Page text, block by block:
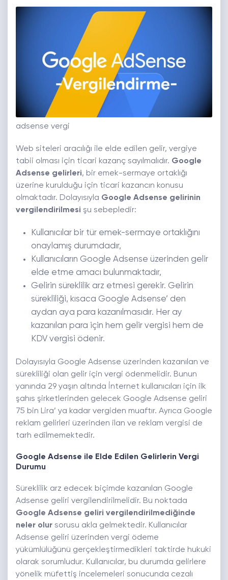
adsense vergi
Web siteleri aracılığı ile elde edilen gelir, vergiye
tabii olması için ticari kazanç sayılmalıdır. Google
Adsense gelirleri, bir emek-sermaye ortaklığı
üzerine kurulduğu için ticari kazancın konusu
olmaktadır. Dolayısıyla Google Adsense gelirinin
vergilendirilmesi şu sebepledir:
Kullanıcılar bir tür emek-sermaye ortaklığını
onaylamış durumdadır,
Kullanıcıların Google Adsense üzerinden gelir
elde etme amacı bulunmaktadır,
Gelirin süreklilik arz etmesi gerekir. Gelirin
sürekliliği, kısaca Google Adsense’ den
aydan aya para kazanılmasıdır. Her ay
kazanılan para için hem gelir vergisi hem de
KDV vergisi ödenir.
Dolayısıyla Google Adsense üzerinden kazanılan ve
sürekliliği olan gelir için vergi ödenmelidir. Bunun
yanında 29 yaşın altında İnternet kullanıcıları için ilk
şahıs şirketlerinden gelecek Google Adsense geliri
75 bin Lira’ ya kadar vergiden muaftır. Ayrıca Google
reklam gelirleri üzerinden ilan ve reklam vergisi de
tarh edilmemektedir.
Google Adsense ile Elde Edilen Gelirlerin Vergi
Durumu
Süreklilik arz edecek biçimde kazanılan Google
Adsense geliri vergilendirilmelidir. Bu noktada
Google Adsense geliri vergilendirilmediğinde
neler olur sorusu akla gelmektedir. Kullanıcılar
Adsense geliri üzerinden vergi ödeme
yükümlülüğünü gerçekleştirmedikleri taktirde hukuki
olarak sorumludur. Kullanıcılar, bu durumda gelirlere
yönelik müfettiş incelemeleri sonucunda cezalı